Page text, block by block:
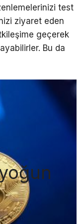
test
ziyaret eden
geçerek
Bu da